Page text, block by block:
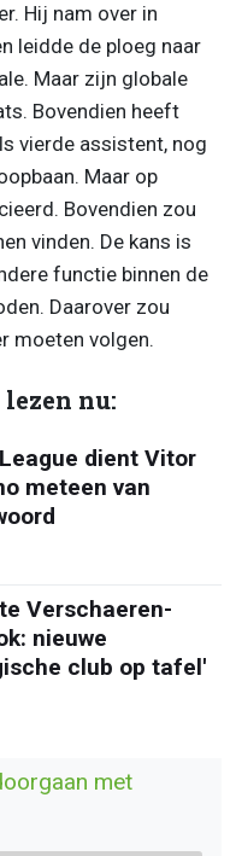
Hij nam over in
leidde de ploeg naar
Maar zijn globale
Bovendien heeft
vierde assistent, nog
Maar op
Bovendien zou
vinden. De kans is
functie binnen de
Daarover zou
moeten volgen.
nu:
dient Vitor
meteen van
Verschaeren-
nieuwe
club op tafel'
met